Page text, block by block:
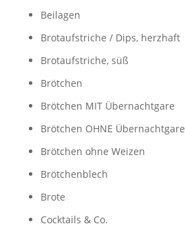
Beilagen
Brotaufstriche / Dips, herzhaft
Brotaufstriche, süß
Brötchen
Brötchen MIT Übernachtgare
Brötchen OHNE Übernachtgare
Brötchen ohne Weizen
Brötchenblech
Brote
Cocktails & Co.